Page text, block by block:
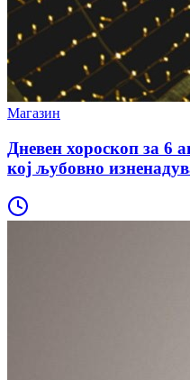
Магазин
Дневен хороскоп за 6
кој љубовно